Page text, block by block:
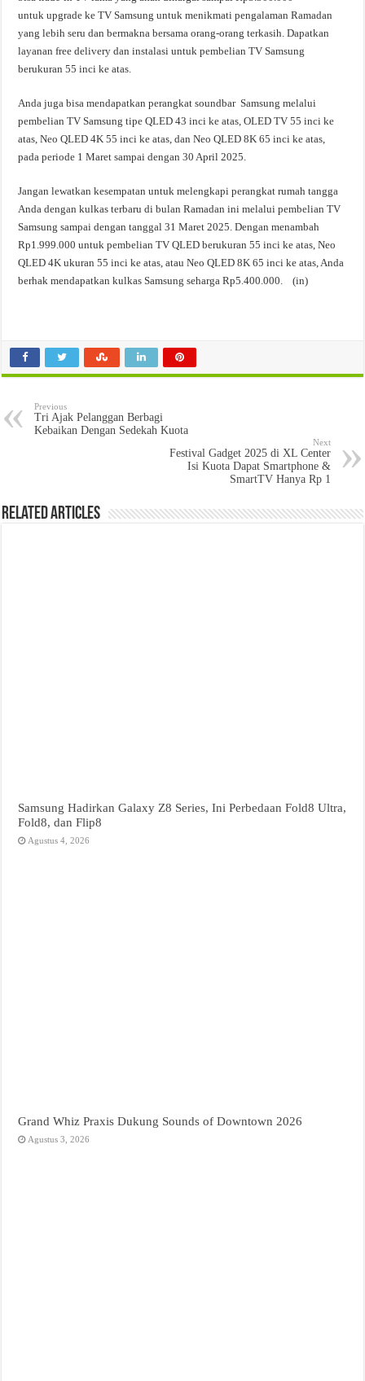
untuk upgrade ke TV Samsung untuk menikmati pengalaman Ramadan
yang lebih seru dan bermakna bersama orang-orang terkasih. Dapatkan
layanan free delivery dan instalasi untuk pembelian TV Samsung
berukuran 55 inci ke atas.
Anda juga bisa mendapatkan perangkat soundbar Samsung melalui
pembelian TV Samsung tipe QLED 43 inci ke atas, OLED TV 55 inci ke
atas, Neo QLED 4K 55 inci ke atas, dan Neo QLED 8K 65 inci ke atas,
pada periode 1 Maret sampai dengan 30 April 2025.
Jangan lewatkan kesempatan untuk melengkapi perangkat rumah tangga
Anda dengan kulkas terbaru di bulan Ramadan ini melalui pembelian TV
Samsung sampai dengan tanggal 31 Maret 2025. Dengan menambah
Rp1.999.000 untuk pembelian TV QLED berukuran 55 inci ke atas, Neo
QLED 4K ukuran 55 inci ke atas, atau Neo QLED 8K 65 inci ke atas, Anda
berhak mendapatkan kulkas Samsung seharga Rp5.400.000. (in)
Previous
Tri Ajak Pelanggan Berbagi
Kebaikan Dengan Sedekah Kuota
Next
Festival Gadget 2025 di XL Center
Isi Kuota Dapat Smartphone &
SmartTV Hanya Rp 1
Related Articles
Samsung Hadirkan Galaxy Z8 Series, Ini Perbedaan Fold8 Ultra,
Fold8, dan Flip8
Agustus 4, 2026
Grand Whiz Praxis Dukung Sounds of Downtown 2026
Agustus 3, 2026